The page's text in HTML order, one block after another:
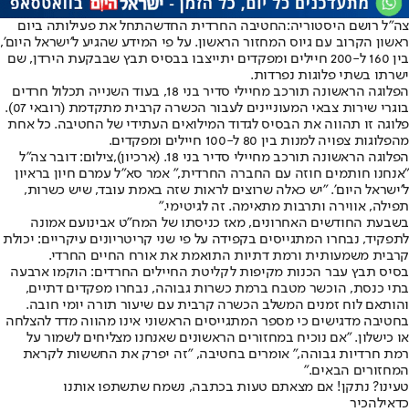
צה"ל רושם היסטוריה:החטיבה החרדית החדשהתחל את פעילותה ביום
ראשון הקרוב עם גיוס המחזור הראשון. על פי המידע שהגיע ל'ישראל היום',
בין 160 ל-200 חיילים ומפקדים יתייצבו בבסיס תבץ שבבקעת הירדן, שם
ישרתו בשתי פלוגות נפרדות.
הפלוגה הראשונה תורכב מחיילי סדיר בני 18, בעוד השנייה תכלול חרדים
בוגרי שירות צבאי המעוניינים לעבור הכשרה קרבית מתקדמת (רובאי 07).
פלוגה זו תהווה את הבסיס לגדוד המילואים העתידי של החטיבה. כל אחת
מהפלוגות צפויה למנות בין 80 ל-100 חיילים ומפקדים.
הפלוגה הראשונה תורכב מחיילי סדיר בני 18. (ארכיון),צילום: דובר צה"ל
"אנחנו חותמים חוזה עם החברה החרדית," אמר סא"ל עמרם חיון בראיון
ל'ישראל היום'. "יש כאלה שרוצים לראות שזה באמת עובד, שיש כשרות,
תפילה, אווירה ותרבות מתאימה. זה לגיטימי."
בשבעת החודשים האחרונים, מאז כניסתו של המח"ט אבינועם אמונה
לתפקיד, נבחרו המתגייסים בקפידה על פי שני קריטריונים עיקריים: יכולת
קרבית משמעותית ורמת דתיות התואמת את אורח החיים החרדי.
בסיס תבץ עבר הכנות מקיפות לקליטת החיילים החרדים: הוקמו ארבעה
בתי כנסת, הוכשר מטבח ברמת כשרות גבוהה, נבחרו מפקדים דתיים,
והותאם לוח זמנים המשלב הכשרה קרבית עם שיעור תורה יומי חובה.
בחטיבה מדגישים כי מספר המתגייסים הראשוני אינו מהווה מדד להצלחה
או כישלון. "אם נוכיח במחזורים הראשונים שאנחנו מצליחים לשמור על
רמת חרדיות גבוהה," אומרים בחטיבה, "זה יפרק את החששות לקראת
המחזורים הבאים."
טעינו? נתקן! אם מצאתם טעות בכתבה, נשמח שתשתפו אותנו
כדאילהכיר